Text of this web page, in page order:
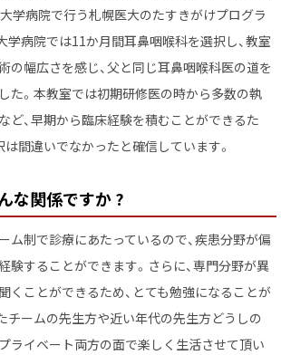
学病院で行う札幌医大のたすきがけプログラ
学病院では11か月間耳鼻咽喉科を選択し、教室
の幅広さを感じ、父と同じ耳鼻咽喉科医の道を
た。本教室では初期研修医の時から多数の執
ど、早期から臨床経験を積むことができるた
は間違いでなかったと確信しています。
な関係ですか ?
ム制で診療にあたっているので、疾患分野が偏
験することができます。さらに、専門分野が異
くことができるため、とても勉強になることが
チームの先生方や近い年代の先生方どうしの
プライベート両方の面で楽しく生活させて頂い